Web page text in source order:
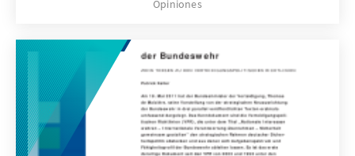
auch bestehende Schwachstellen erörtert
dient der Versachlichung der Debatte um die
Rente mit 67 und die Verlängerung der
Lebensarbeitszeit, die durch das jüngste
Gutachten des Sachverständigenrates zur
Begutachtung der gesamtwirtschaftlichen
Entwicklung wieder neue Nahrung erhalten
Opiniones